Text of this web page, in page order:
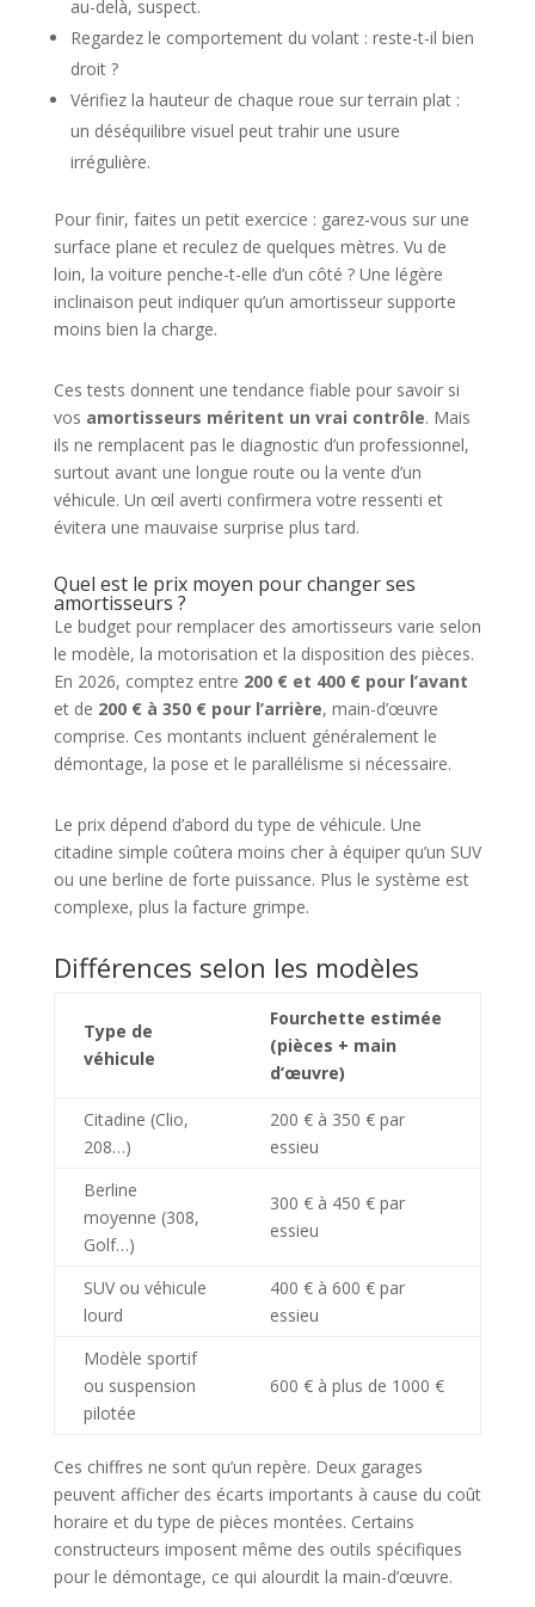
au-delà, suspect.
Regardez le comportement du volant : reste-t-il bien
droit ?
Vérifiez la hauteur de chaque roue sur terrain plat :
un déséquilibre visuel peut trahir une usure
irrégulière.
Pour finir, faites un petit exercice : garez-vous sur une
surface plane et reculez de quelques mètres. Vu de
loin, la voiture penche-t-elle d’un côté ? Une légère
inclinaison peut indiquer qu’un amortisseur supporte
moins bien la charge.
Ces tests donnent une tendance fiable pour savoir si
vos amortisseurs méritent un vrai contrôle. Mais
ils ne remplacent pas le diagnostic d’un professionnel,
surtout avant une longue route ou la vente d’un
véhicule. Un œil averti confirmera votre ressenti et
évitera une mauvaise surprise plus tard.
Quel est le prix moyen pour changer ses
amortisseurs ?
Le budget pour remplacer des amortisseurs varie selon
le modèle, la motorisation et la disposition des pièces.
En 2026, comptez entre 200 € et 400 € pour l’avant
et de 200 € à 350 € pour l’arrière, main-d’œuvre
comprise. Ces montants incluent généralement le
démontage, la pose et le parallélisme si nécessaire.
Le prix dépend d’abord du type de véhicule. Une
citadine simple coûtera moins cher à équiper qu’un SUV
ou une berline de forte puissance. Plus le système est
complexe, plus la facture grimpe.
Différences selon les modèles
Type de
véhicule
Fourchette estimée
(pièces + main
d’œuvre)
Citadine (Clio,
208…)
200 € à 350 € par
essieu
Berline
moyenne (308,
Golf…)
300 € à 450 € par
essieu
SUV ou véhicule
lourd
400 € à 600 € par
essieu
Modèle sportif
ou suspension
pilotée
600 € à plus de 1000 €
Ces chiffres ne sont qu’un repère. Deux garages
peuvent afficher des écarts importants à cause du coût
horaire et du type de pièces montées. Certains
constructeurs imposent même des outils spécifiques
pour le démontage, ce qui alourdit la main-d’œuvre.